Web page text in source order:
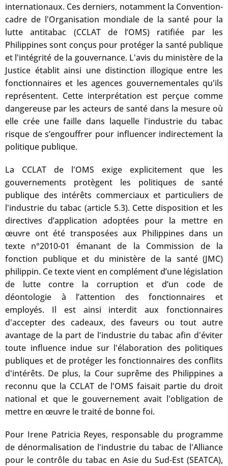
internationaux. Ces derniers, notamment la Convention-
cadre de l'Organisation mondiale de la santé pour la
lutte antitabac (CCLAT de l’OMS) ratifiée par les
Philippines sont conçus pour protéger la santé publique
et l'intégrité de la gouvernance. L'avis du ministère de la
Justice établit ainsi une distinction illogique entre les
fonctionnaires et les agences gouvernementales qu'ils
représentent. Cette interprétation est perçue comme
dangereuse par les acteurs de santé dans la mesure où
elle crée une faille dans laquelle l'industrie du tabac
risque de s’engouffrer pour influencer indirectement la
politique publique.
La CCLAT de l'OMS exige explicitement que les
gouvernements protègent les politiques de santé
publique des intérêts commerciaux et particuliers de
l'industrie du tabac (article 5.3). Cette disposition et les
directives d’application adoptées pour la mettre en
œuvre ont été transposées aux Philippines dans un
texte n°2010-01 émanant de la Commission de la
fonction publique et du ministère de la santé (JMC)
philippin. Ce texte vient en complément d’une législation
de lutte contre la corruption et d’un code de
déontologie à l’attention des fonctionnaires et
employés. Il est ainsi interdit aux fonctionnaires
d'accepter des cadeaux, des faveurs ou tout autre
avantage de la part de l'industrie du tabac afin d'éviter
toute influence indue sur l'élaboration des politiques
publiques et de protéger les fonctionnaires des conflits
d'intérêts. De plus, la Cour suprême des Philippines a
reconnu que la CCLAT de l'OMS faisait partie du droit
national et que le gouvernement avait l'obligation de
mettre en œuvre le traité de bonne foi.
Pour Irene Patricia Reyes, responsable du programme
de dénormalisation de l'industrie du tabac de l'Alliance
pour le contrôle du tabac en Asie du Sud-Est (SEATCA),